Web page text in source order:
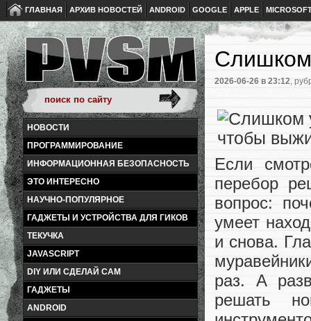
ГЛАВНАЯ АРХИВ НОВОСТЕЙ ANDROID GOOGLE APPLE
НОВОСТИ
ПРОГРАММИРОВАНИЕ
ИНФОРМАЦИОННАЯ БЕЗОПАСНОСТЬ
ЭТО ИНТЕРЕСНО
НАУЧНО-ПОПУЛЯРНОЕ
ГАДЖЕТЫ И УСТРОЙСТВА ДЛЯ ГИКОВ
ТЕКУЧКА
JAVASCRIPT
DIY ИЛИ СДЕЛАЙ САМ
ГАДЖЕТЫ
ANDROID
2026-06-26 в 23:12,
Если
перебор
вопрос:
умеет
и снова.
раз. А
решать